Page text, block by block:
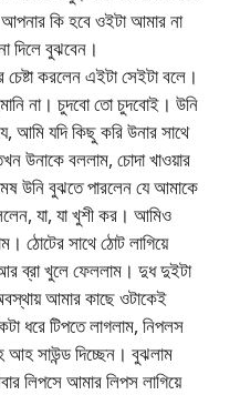
কি হবে ওইটা আমার না
দিলে বুঝবেন।
করলেন এইটা সেইটা বলে।
না। চুদবো তো চুদবোই। উনি
আমি যদি কিছু করি উনার সাথে
উনাকে বললাম, চোদা খাওয়ার
উনি বুঝতে পারলেন যে আমাকে
যা, যা খুশী কর। আমিও
ঠোটের সাথে ঠোট লাগিয়ে
ব্রা খুলে ফেললাম। দুধ দুইটা
আমার কাছে ওটাকেই
ধরে টিপতে লাগলাম, নিপলস
আহ সাউন্ড দিচ্ছেন। বুঝলাম
লিপসে আমার লিপস লাগিয়ে